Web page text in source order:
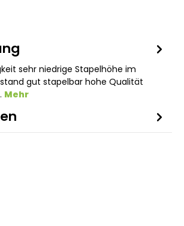
sehr niedrige Stapelhöhe im
gut stapelbar hohe Qualität
Mehr